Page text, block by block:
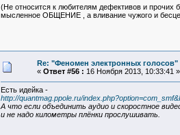
(Не относится к любителям дефективов и прочих
мысленное ОБЩЕНИЕ , а вливание чужого и
Re: "Феномен электронных голосов"
« Ответ #56 : 16 Ноября 2013, 10:33:41 »
Есть идейка -
http://quantmag.ppole.ru/
А что если объединить аудио и скоростное
и не надо километры плёнки прослушивать.